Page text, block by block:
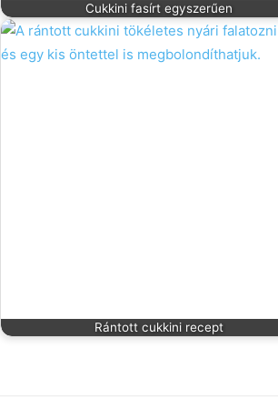
Cukkini fasírt egyszerűen
Rántott cukkini recept